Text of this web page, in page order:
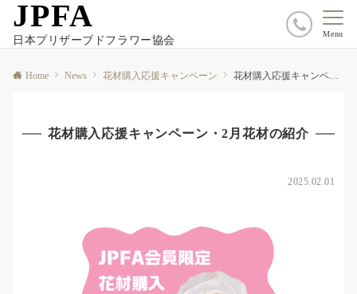
JPFA
日本プリザーブドフラワー協会
Menu
Home News 花材購入応援キャンペーン 花材購入応援キャンペーン・2025年2月花材の紹介
花材購入応援キャンペーン・2月花材の紹介
2025.02.01